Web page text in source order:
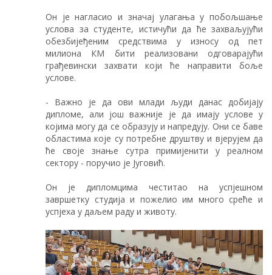
Он је нагласио и значај улагања у побољшање
услова за студенте, истичући да ће захваљујући
обезбијеђеним средствима у износу од пет
милиона КМ бити реализовани одговарајући
грађевински захвати који ће направити боље
услове.
- Важно је да ови млади људи данас добијају
дипломе, али још важније је да имају услове у
којима могу да се образују и напредују. Они се баве
областима које су потребне друштву и вјерујем да
ће своје знање сутра примијенити у реалном
сектору - поручио је Југовић.
Он је дипломцима честитао на успјешном
завршетку студија и пожелио им много среће и
успјеха у даљем раду и животу.